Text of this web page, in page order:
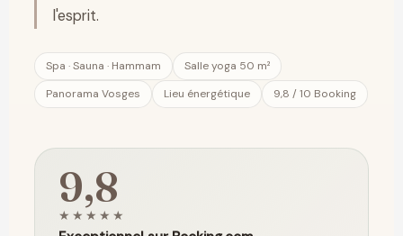
l'esprit.
Spa · Sauna · Hammam
Salle yoga 50 m²
Panorama Vosges
Lieu énergétique 9,8 / 10 Booking
9,8
★★★★★